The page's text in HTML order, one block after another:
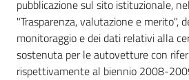
La
Camera
pubblicazione sul sito istituzionale,
"Trasparenza, valutazione e merito",
monitoraggio e dei dati relativi alla
sostenuta per le autovetture con
rispettivamente al biennio 2008-